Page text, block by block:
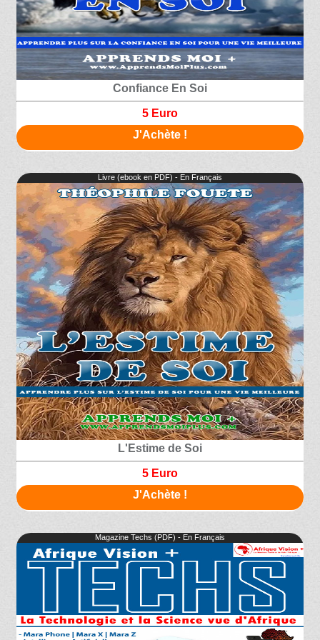
Confiance En Soi
5 Euro
J'Achète !
Livre (ebook en PDF) - En Français
L'Estime de Soi
5 Euro
J'Achète !
Magazine Techs (PDF) - En Français